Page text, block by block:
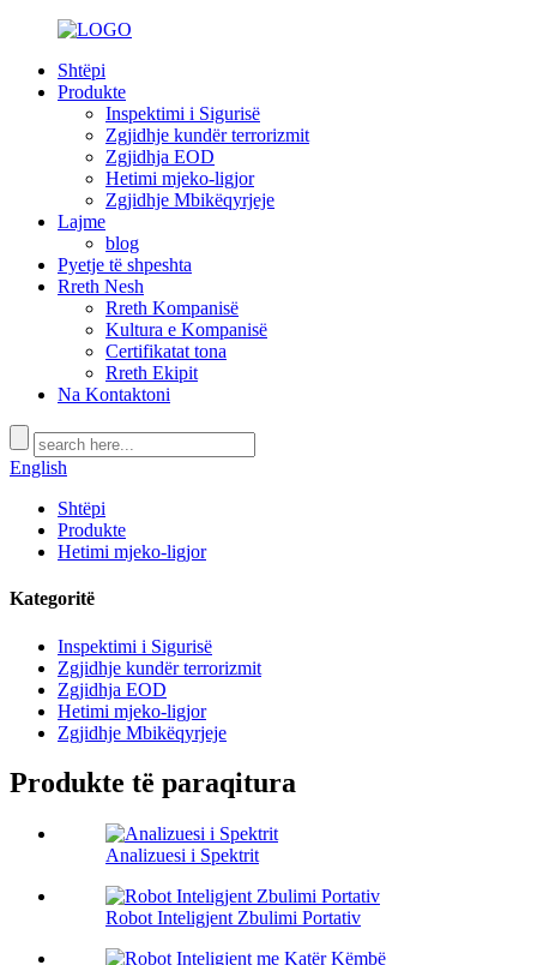
Shtëpi
Produkte
Inspektimi i Sigurisë
Zgjidhje kundër terrorizmit
Zgjidhja EOD
Hetimi mjeko-ligjor
Zgjidhje Mbikëqyrjeje
Lajme
blog
Pyetje të shpeshta
Rreth Nesh
Rreth Kompanisë
Kultura e Kompanisë
Certifikatat tona
Rreth Ekipit
Na Kontaktoni
English
Shtëpi
Produkte
Hetimi mjeko-ligjor
Kategoritë
Inspektimi i Sigurisë
Zgjidhje kundër terrorizmit
Zgjidhja EOD
Hetimi mjeko-ligjor
Zgjidhje Mbikëqyrjeje
Produkte të paraqitura
Analizuesi i Spektrit
Robot Inteligjent Zbulimi Portativ